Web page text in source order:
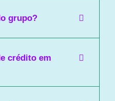
grupo?
crédito em